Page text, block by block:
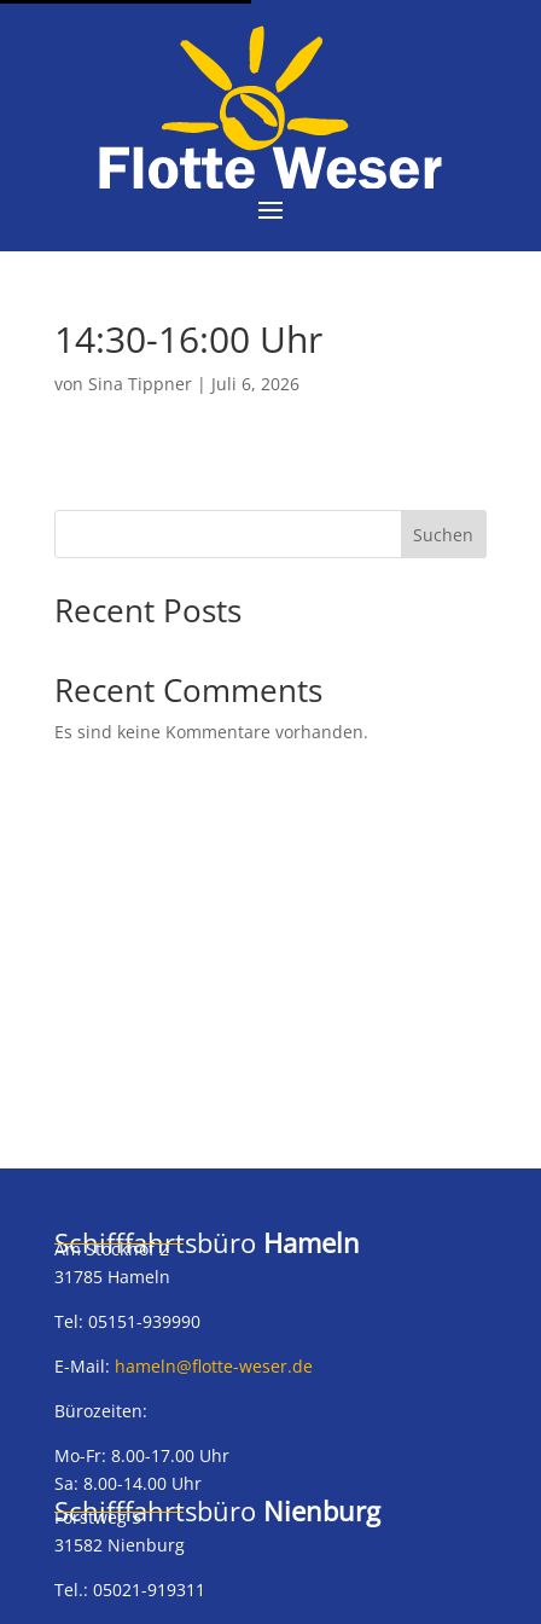
14:30-16:00 Uhr
von Sina Tippner| Juli 6, 2026
Suchen
Recent Posts
Recent Comments
Es sind keine Kommentare vorhanden.
Schifffahrtsbüro Hameln
Am Stockhof 2
31785 Hameln
Tel: 05151-939990
E-Mail: hameln@flotte-weser.de
Bürozeiten:
Mo-Fr: 8.00-17.00 Uhr
Sa: 8.00-14.00 Uhr
Schifffahrtsbüro Nienburg
Forstweg 5
31582 Nienburg
Tel.: 05021-919311